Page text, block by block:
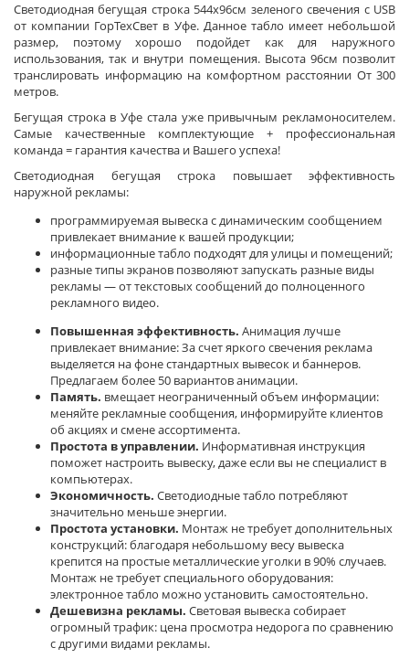
Светодиодная бегущая строка 544x96см зеленого свечения c USB
от компании ГорТехСвет в Уфе. Данное табло имеет небольшой
размер, поэтому хорошо подойдет как для наружного
использования, так и внутри помещения. Высота 96см позволит
транслировать информацию на комфортном расстоянии От 300
метров.
Бегущая строка в Уфе стала уже привычным рекламоносителем.
Самые качественные комплектующие + профессиональная
команда = гарантия качества и Вашего успеха!
Светодиодная бегущая строка повышает эффективность
наружной рекламы:
программируемая вывеска с динамическим сообщением
привлекает внимание к вашей продукции;
информационные табло подходят для улицы и помещений;
разные типы экранов позволяют запускать разные виды
рекламы — от текстовых сообщений до полноценного
рекламного видео.
Повышенная эффективность. Анимация лучше
привлекает внимание: За счет яркого свечения реклама
выделяется на фоне стандартных вывесок и баннеров.
Предлагаем более 50 вариантов анимации.
Память. вмещает неограниченный объем информации:
меняйте рекламные сообщения, информируйте клиентов
об акциях и смене ассортимента.
Простота в управлении. Информативная инструкция
поможет настроить вывеску, даже если вы не специалист в
компьютерах.
Экономичность. Светодиодные табло потребляют
значительно меньше энергии.
Простота установки. Монтаж не требует дополнительных
конструкций: благодаря небольшому весу вывеска
крепится на простые металлические уголки в 90% случаев.
Монтаж не требует специального оборудования:
электронное табло можно установить самостоятельно.
Дешевизна рекламы. Световая вывеска собирает
огромный трафик: цена просмотра недорога по сравнению
с другими видами рекламы.